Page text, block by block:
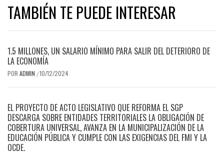
TAMBIÉN TE PUEDE INTERESAR
1.5 MILLONES, UN SALARIO MÍNIMO PARA SALIR DEL DETERIORO DE
LA ECONOMÍA
POR ADMIN /10/12/2024
EL PROYECTO DE ACTO LEGISLATIVO QUE REFORMA EL SGP
DESCARGA SOBRE ENTIDADES TERRITORIALES LA OBLIGACIÓN DE
COBERTURA UNIVERSAL, AVANZA EN LA MUNICIPALIZACIÓN DE LA
EDUCACIÓN PÚBLICA Y CUMPLE CON LAS EXIGENCIAS DEL FMI Y LA
OCDE.